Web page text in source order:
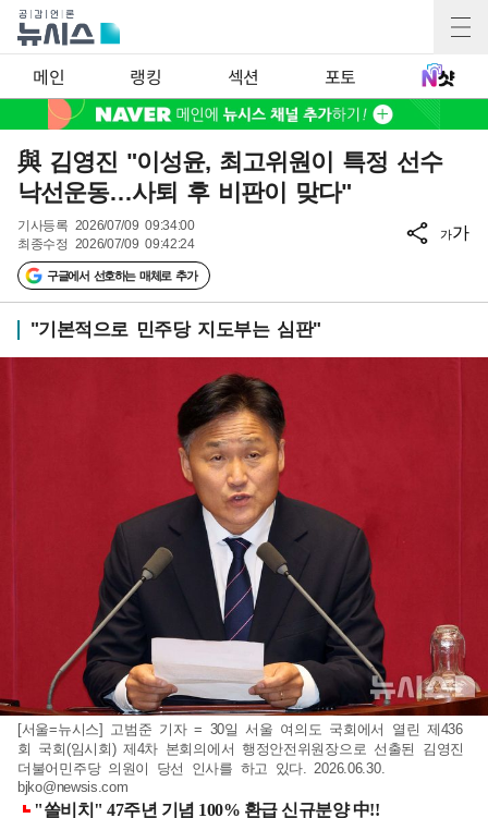
메인 랭킹 섹션 포토
與 김영진 "이성윤, 최고위원이 특정 선수
낙선운동…사퇴 후 비판이 맞다"
기사등록 2026/07/09 09:34:00
최종수정 2026/07/09 09:42:24
구글에서 선호하는 매체로 추가
가가
"기본적으로 민주당 지도부는 심판"
[서울=뉴시스] 고범준 기자 = 30일 서울 여의도 국회에서 열린 제436
회 국회(임시회) 제4차 본회의에서 행정안전위원장으로 선출된 김영진
더불어민주당 의원이 당선 인사를 하고 있다. 2026.06.30.
bjko@newsis.com